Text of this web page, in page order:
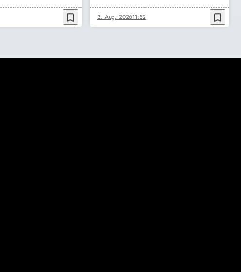
bookmark_border 3. Aug. 202611:52 bookmark_border